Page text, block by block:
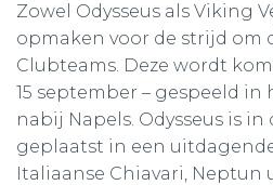
Zowel Odysseus als Viking
opmaken voor de strijd om
Clubteams. Deze wordt
15 september – gespeeld in
nabij Napels. Odysseus is
geplaatst in een
Italiaanse Chiavari, Neptun